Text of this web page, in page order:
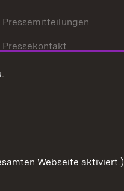
Pressemitteilungen
Pressekontakt
Webseite aktiviert.)